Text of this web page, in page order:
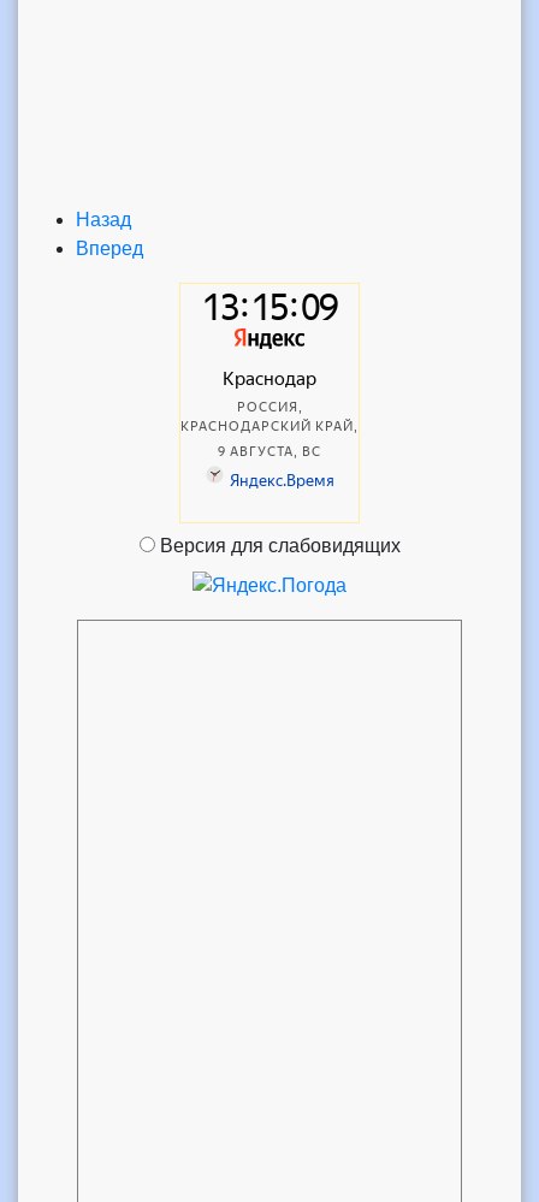
Назад
Вперед
Версия для слабовидящих